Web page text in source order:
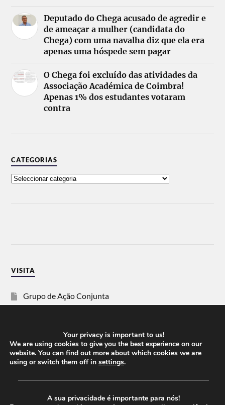
Deputado do Chega acusado de agredir e
de ameaçar a mulher (candidata do
Chega) com uma navalha diz que ela era
apenas uma hóspede sem pagar
O Chega foi excluído das atividades da
Associação Académica de Coimbra!
Apenas 1% dos estudantes votaram
contra
CATEGORIAS
VISITA
Grupo de Ação Conjunta
Vida Justa
dezanove
Your privacy is important to us!
We are using cookies to give you the best experience on our
website. You can find out more about which cookies we are
using or switch them off in settings.
──────────────────────────────────────
A sua privacidade é importante para nós!